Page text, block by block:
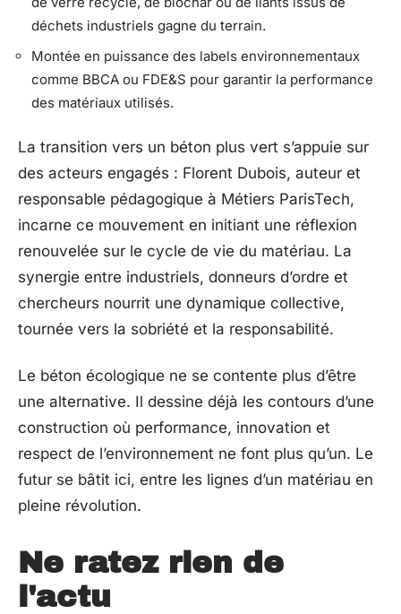
déchets industriels gagne du terrain.
Montée en puissance des labels environnementaux
comme BBCA ou FDE&S pour garantir la performance
des matériaux utilisés.
La transition vers un béton plus vert s’appuie sur
des acteurs engagés : Florent Dubois, auteur et
responsable pédagogique à Métiers ParisTech,
incarne ce mouvement en initiant une réflexion
renouvelée sur le cycle de vie du matériau. La
synergie entre industriels, donneurs d’ordre et
chercheurs nourrit une dynamique collective,
tournée vers la sobriété et la responsabilité.
Le béton écologique ne se contente plus d’être
une alternative. Il dessine déjà les contours d’une
construction où performance, innovation et
respect de l’environnement ne font plus qu’un. Le
futur se bâtit ici, entre les lignes d’un matériau en
pleine révolution.
Ne ratez rien de
l'actu